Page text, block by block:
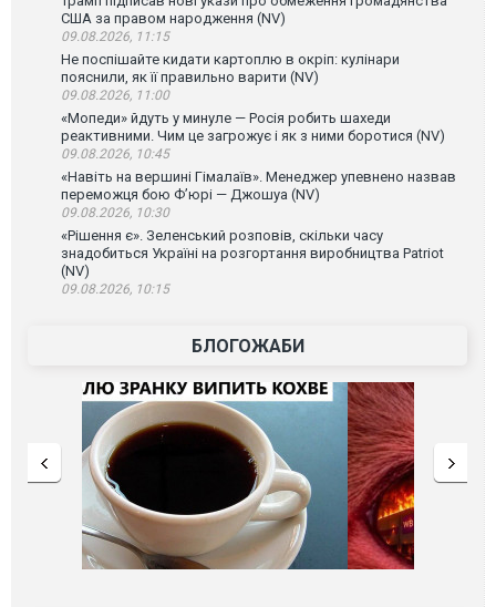
США за правом народження (NV)
09.08.2026, 11:15
Не поспішайте кидати картоплю в окріп: кулінари
пояснили, як її правильно варити (NV)
09.08.2026, 11:00
«Мопеди» йдуть у минуле — Росія робить шахеди
реактивними. Чим це загрожує і як з ними боротися (NV)
09.08.2026, 10:45
«Навіть на вершині Гімалаїв». Менеджер упевнено назвав
переможця бою Ф’юрі — Джошуа (NV)
09.08.2026, 10:30
«Рішення є». Зеленський розповів, скільки часу
знадобиться Україні на розгортання виробництва Patriot
(NV)
09.08.2026, 10:15
БЛОГОЖАБИ